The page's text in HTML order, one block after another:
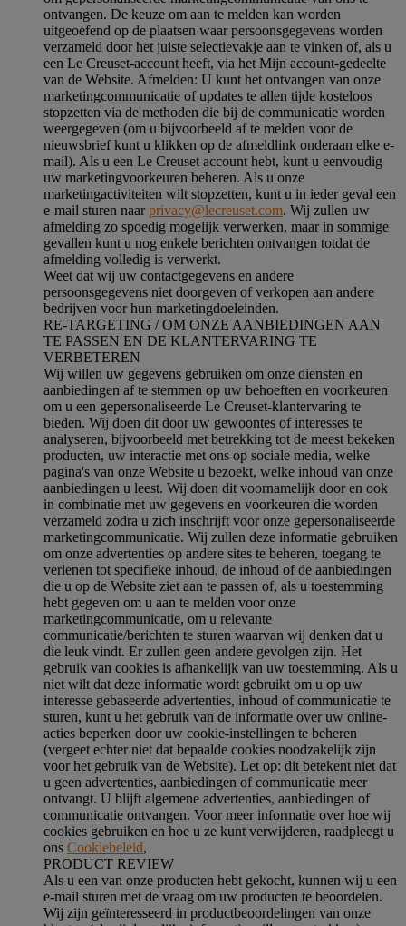
ontvangen. De keuze om aan te melden kan worden
uitgeoefend op de plaatsen waar persoonsgegevens worden
verzameld door het juiste selectievakje aan te vinken of, als u
een Le Creuset-account heeft, via het Mijn account-gedeelte
van de Website. Afmelden: U kunt het ontvangen van onze
marketingcommunicatie of updates te allen tijde kosteloos
stopzetten via de methoden die bij de communicatie worden
weergegeven (om u bijvoorbeeld af te melden voor de
nieuwsbrief kunt u klikken op de afmeldlink onderaan elke e-
mail). Als u een Le Creuset account hebt, kunt u eenvoudig
uw marketingvoorkeuren beheren. Als u onze
marketingactiviteiten wilt stopzetten, kunt u in ieder geval een
e-mail sturen naarprivacy@lecreuset.com. Wij zullen uw
afmelding zo spoedig mogelijk verwerken, maar in sommige
gevallen kunt u nog enkele berichten ontvangen totdat de
afmelding volledig is verwerkt.
Weet dat wij uw contactgegevens en andere
persoonsgegevens niet doorgeven of verkopen aan andere
bedrijven voor hun marketingdoeleinden.
RE-TARGETING / OM ONZE AANBIEDINGEN AAN
TE PASSEN EN DE KLANTERVARING TE
VERBETEREN
Wij willen uw gegevens gebruiken om onze diensten en
aanbiedingen af te stemmen op uw behoeften en voorkeuren
om u een gepersonaliseerde Le Creuset-klantervaring te
bieden. Wij doen dit door uw gewoontes of interesses te
analyseren, bijvoorbeeld met betrekking tot de meest bekeken
producten, uw interactie met ons op sociale media, welke
pagina's van onze Website u bezoekt, welke inhoud van onze
aanbiedingen u leest. Wij doen dit voornamelijk door en ook
in combinatie met uw gegevens en voorkeuren die worden
verzameld zodra u zich inschrijft voor onze gepersonaliseerde
marketingcommunicatie. Wij zullen deze informatie gebruiken
om onze advertenties op andere sites te beheren, toegang te
verlenen tot specifieke inhoud, de inhoud of de aanbiedingen
die u op de Website ziet aan te passen of, als u toestemming
hebt gegeven om u aan te melden voor onze
marketingcommunicatie, om u relevante
communicatie/berichten te sturen waarvan wij denken dat u
die leuk vindt. Er zullen geen andere gevolgen zijn. Het
gebruik van cookies is afhankelijk van uw toestemming. Als u
niet wilt dat deze informatie wordt gebruikt om u op uw
interesse gebaseerde advertenties, inhoud of communicatie te
sturen, kunt u het gebruik van de informatie over uw online-
acties beperken door uw cookie-instellingen te beheren
(vergeet echter niet dat bepaalde cookies noodzakelijk zijn
voor het gebruik van de Website). Let op: dit betekent niet dat
u geen advertenties, aanbiedingen of communicatie meer
ontvangt. U blijft algemene advertenties, aanbiedingen of
communicatie ontvangen. Voor meer informatie over hoe wij
cookies gebruiken en hoe u ze kunt verwijderen, raadpleegt u
ons Cookiebeleid,
PRODUCT REVIEW
Als u een van onze producten hebt gekocht, kunnen wij u een
e-mail sturen met de vraag om uw producten te beoordelen.
Wij zijn geïnteresseerd in productbeoordelingen van onze